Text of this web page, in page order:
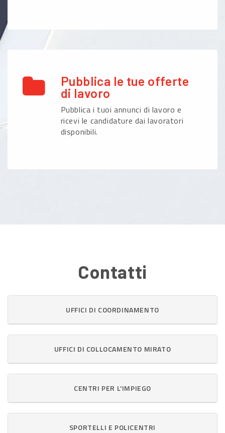
Pubblica le tue offerte
di lavoro
Pubblica i tuoi annunci di lavoro e
ricevi le candidature dai lavoratori
disponibili.
Contatti
UFFICI DI COORDINAMENTO
UFFICI DI COLLOCAMENTO MIRATO
CENTRI PER L'IMPIEGO
SPORTELLI E POLICENTRI